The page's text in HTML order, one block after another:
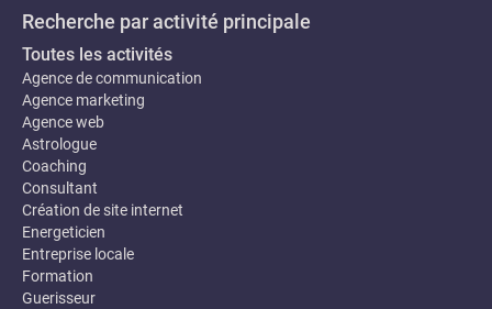
Recherche par activité principale
Toutes les activités
Agence de communication
Agence marketing
Agence web
Astrologue
Coaching
Consultant
Création de site internet
Energeticien
Entreprise locale
Formation
Guerisseur